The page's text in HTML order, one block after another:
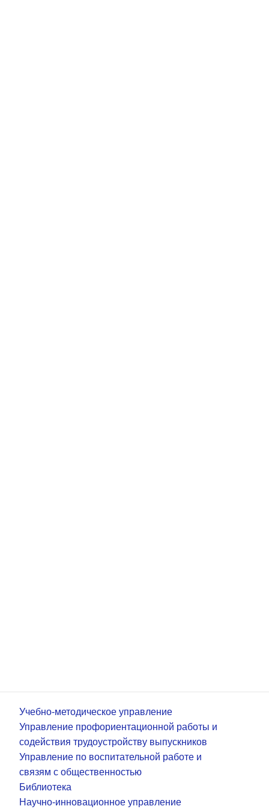
Учебно-методическое управление
Управление профориентационной работы и
содействия трудоустройству выпускников
Управление по воспитательной работе и
связям с общественностью
Библиотека
Научно-инновационное управление